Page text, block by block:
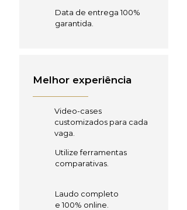
Data de entrega 100%
garantida.
Melhor experiência
Video-cases
customizados para cada
vaga.
Utilize ferramentas
comparativas.
Laudo completo
e 100% online.